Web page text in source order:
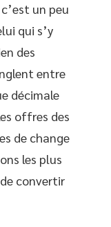
un peu
qui s’y
des
entre
décimale
offres des
de change
les plus
convertir